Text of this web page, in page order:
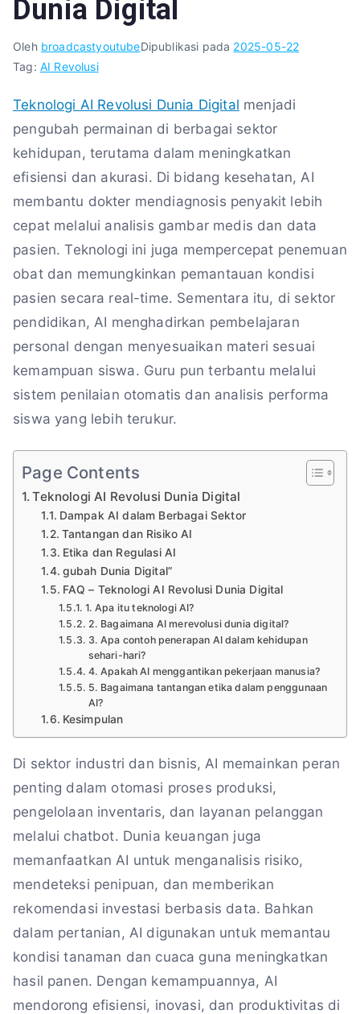
Dunia Digital
Oleh broadcastyoutubeDipublikasi pada 2025-05-22
Tag: AI Revolusi
Teknologi AI Revolusi Dunia Digital menjadi
pengubah permainan di berbagai sektor
kehidupan, terutama dalam meningkatkan
efisiensi dan akurasi. Di bidang kesehatan, AI
membantu dokter mendiagnosis penyakit lebih
cepat melalui analisis gambar medis dan data
pasien. Teknologi ini juga mempercepat penemuan
obat dan memungkinkan pemantauan kondisi
pasien secara real-time. Sementara itu, di sektor
pendidikan, AI menghadirkan pembelajaran
personal dengan menyesuaikan materi sesuai
kemampuan siswa. Guru pun terbantu melalui
sistem penilaian otomatis dan analisis performa
siswa yang lebih terukur.
Page Contents
Teknologi AI Revolusi Dunia Digital
Dampak AI dalam Berbagai Sektor
Tantangan dan Risiko AI
Etika dan Regulasi AI
gubah Dunia Digital”
FAQ – Teknologi AI Revolusi Dunia Digital
1. Apa itu teknologi AI?
2. Bagaimana AI merevolusi dunia digital?
3. Apa contoh penerapan AI dalam kehidupan
sehari-hari?
4. Apakah AI menggantikan pekerjaan manusia?
5. Bagaimana tantangan etika dalam penggunaan
AI?
Kesimpulan
Di sektor industri dan bisnis, AI memainkan peran
penting dalam otomasi proses produksi,
pengelolaan inventaris, dan layanan pelanggan
melalui chatbot. Dunia keuangan juga
memanfaatkan AI untuk menganalisis risiko,
mendeteksi penipuan, dan memberikan
rekomendasi investasi berbasis data. Bahkan
dalam pertanian, AI digunakan untuk memantau
kondisi tanaman dan cuaca guna meningkatkan
hasil panen. Dengan kemampuannya, AI
mendorong efisiensi, inovasi, dan produktivitas di